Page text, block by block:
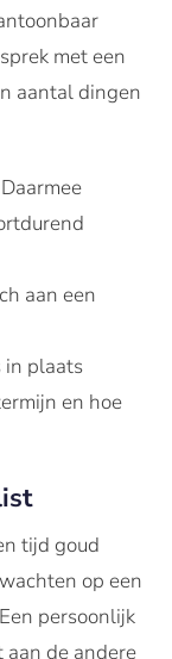
met een
aantal dingen
aan een
in plaats
en hoe
tijd goud
op een
persoonlijk
de andere